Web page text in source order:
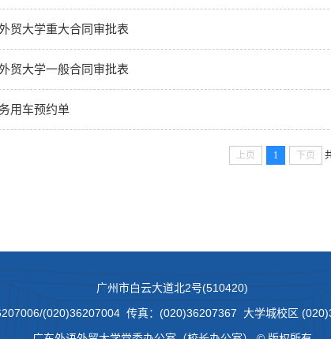
贸大学重大合同审批表
贸大学一般合同审批表
用车预约单
上页 1 下页
广州市白云大道北2号(510420)
(020)36207004 传真：(020)36207367 大学城校区